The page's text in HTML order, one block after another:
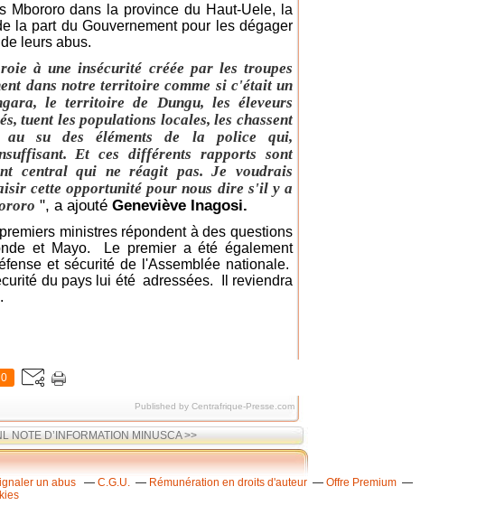
Mbororo dans la province du Haut-Uele, la
la part du Gouvernement pour les dégager
leurs abus.
à une insécurité créée par les troupes
dans notre territoire comme si c'était un
le territoire de Dungu, les éleveurs
tuent les populations locales, les chassent
su des éléments de la police qui,
Et ces différents rapports sont
central qui ne réagit pas. Je voudrais
cette opportunité pour nous dire s'il y a
", a ajouté Geneviève Inagosi.
ministres répondent à des questions
et Mayo. Le premier a été également
et sécurité de l'Assemblée nationale.
du pays lui été adressées. Il reviendra
0
Published by Centrafrique-Presse.com
NOTE D’INFORMATION MINUSCA >>
un abus C.G.U. Rémunération en droits d'auteur
Offre Premium